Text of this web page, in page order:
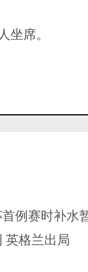
坐席。
例赛时补水
英格兰出局